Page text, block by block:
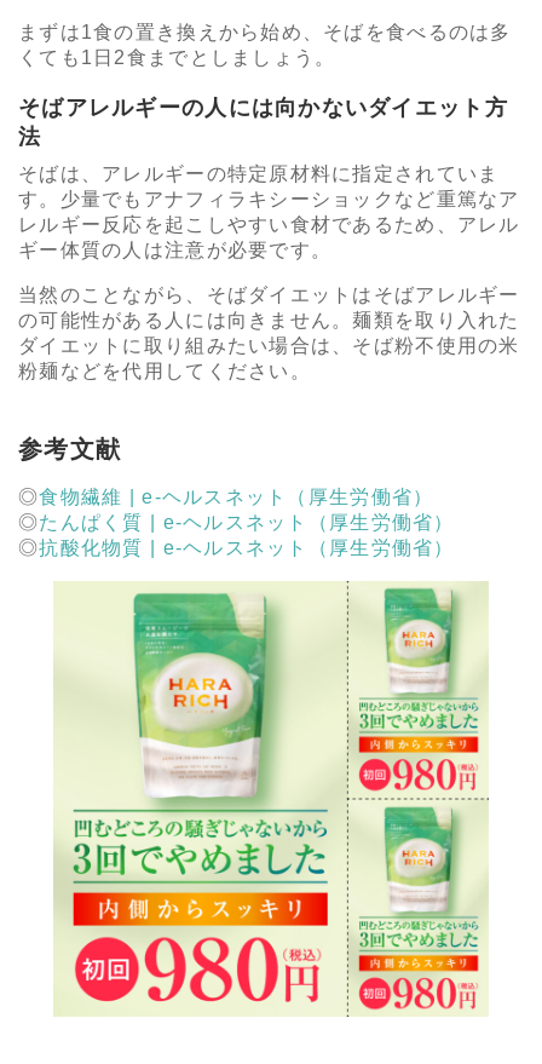
まずは1食の置き換えから始め、そばを食べるのは多
くても1日2食までとしましょう。
そばアレルギーの人には向かないダイエット方
法
そばは、アレルギーの特定原材料に指定されていま
す。少量でもアナフィラキシーショックなど重篤なア
レルギー反応を起こしやすい食材であるため、アレル
ギー体質の人は注意が必要です。
当然のことながら、そばダイエットはそばアレルギー
の可能性がある人には向きません。麺類を取り入れた
ダイエットに取り組みたい場合は、そば粉不使用の米
粉麺などを代用してください。
参考文献
食物繊維 | e-ヘルスネット（厚生労働省）
たんぱく質 | e-ヘルスネット（厚生労働省）
抗酸化物質 | e-ヘルスネット（厚生労働省）